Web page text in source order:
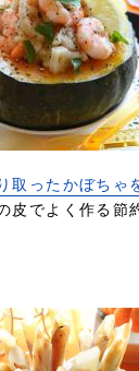
取ったかぼちゃ
皮でよく作る節